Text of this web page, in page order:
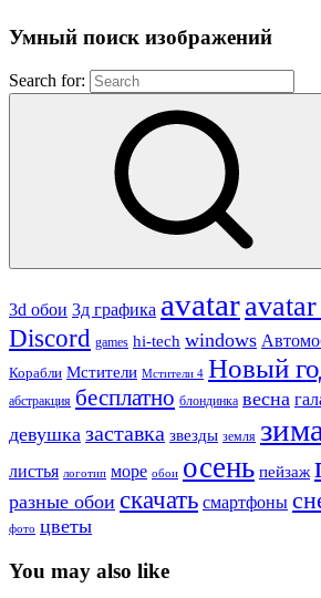
Умный поиск изображений
Search for:
3d обои 3д графика avatar
Discord games hi-tech windows
Корабли Мстители Мстители 4 Новый
абстракция бесплатно блондинка весна
девушка заставка звезды земля зима
листья логотип море обои осень пейзаж
разные обои скачать смартфоны
фото цветы
You may also like